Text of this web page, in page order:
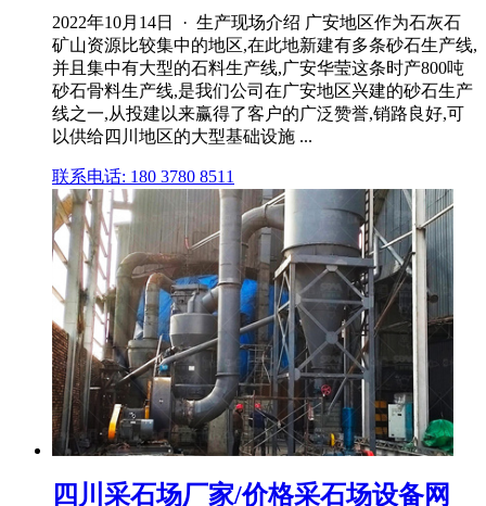
2022年10月14日 · 生产现场介绍 广安地区作为石灰石
矿山资源比较集中的地区,在此地新建有多条砂石生产线,
并且集中有大型的石料生产线,广安华莹这条时产800吨
砂石骨料生产线,是我们公司在广安地区兴建的砂石生产
线之一,从投建以来赢得了客户的广泛赞誉,销路良好,可
以供给四川地区的大型基础设施 ...
联系电话: 180 3780 8511
四川采石场厂家/价格采石场设备网